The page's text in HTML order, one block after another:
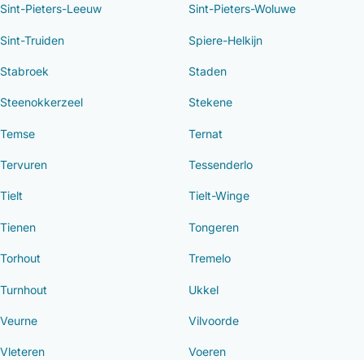
Sint-Pieters-Leeuw Sint-Pieters-Woluwe
Sint-Truiden Spiere-Helkijn
Stabroek Staden
Steenokkerzeel Stekene
Temse Ternat
Tervuren Tessenderlo
Tielt Tielt-Winge
Tienen Tongeren
Torhout Tremelo
Turnhout Ukkel
Veurne Vilvoorde
Vleteren Voeren